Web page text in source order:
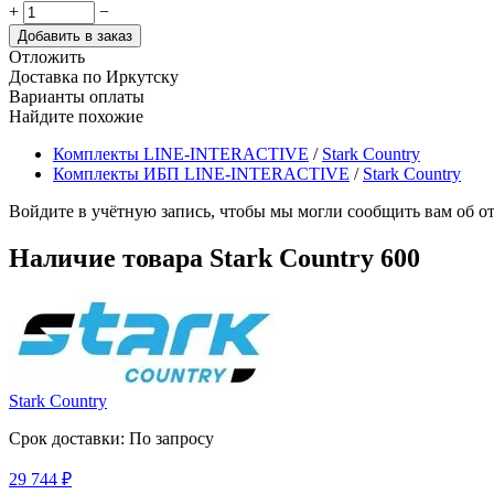
+ −
Добавить в заказ
Отложить
Доставка по Иркутску
Варианты оплаты
Найдите похожие
Комплекты LINE-INTERACTIVE / Stark Country
Комплекты ИБП LINE-INTERACTIVE / Stark Country
Войдите в учётную запись, чтобы мы могли сообщить вам об
Наличие товара Stark Country 600
Stark Country
Срок доставки: По запросу
29 744 ₽